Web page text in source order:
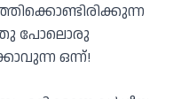
പോലൊരു
ഒന്ന്!